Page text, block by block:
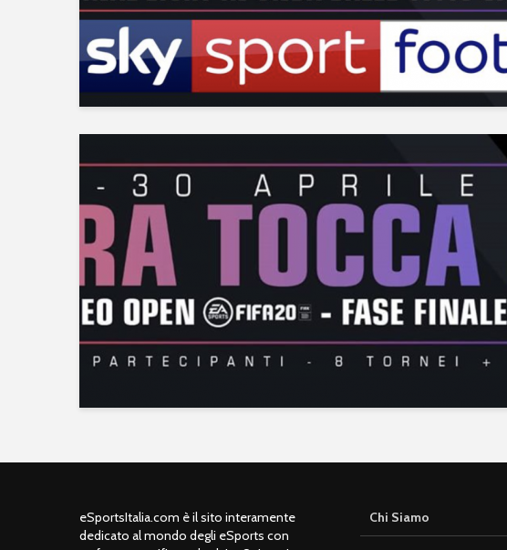
eSportsItalia.com è il sito interamente
dedicato al mondo degli eSports con
Chi Siamo